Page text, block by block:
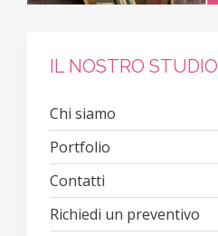
IL NOSTRO STUDIO
Chi siamo
Portfolio
Contatti
Richiedi un preventivo